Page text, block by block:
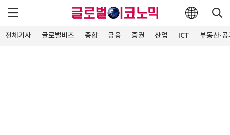
전체기사 글로벌비즈 종합 금융 증권 산업 ICT 부동산·